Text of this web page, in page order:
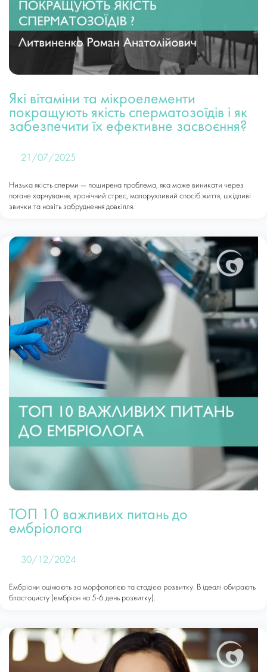
Які вітаміни та мікроелементи
покращують якість сперматозоїдів і як
забезпечити їх ефективне засвоєння?
21/07/2025
Низька якість сперми — поширена проблема, яка може виникати через
погане харчування, хронічний стрес, малорухливий спосіб життя, шкідливі
звички та навіть забруднення довкілля.
ТОП 10 важливих питань до
ембріолога
30/12/2024
Ембріони оцінюють за морфологією та стадією розвитку. В ідеалі обирають
бластоцисту (ембріон на 5-6 день розвитку).